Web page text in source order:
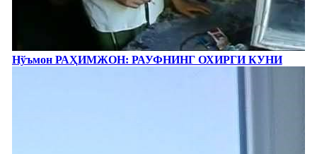
Нўъмон РАҲИМЖОН: РАУФНИНГ ОХИРГИ КУНИ